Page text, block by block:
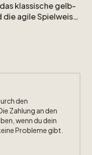
dasklassischegelb-
dieagileSpielweise
den
Zahlung an den
wenn du dein
Probleme gibt.